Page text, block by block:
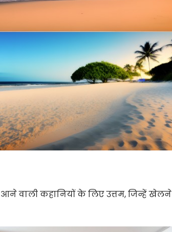
वाली कहानियों के लिए उत्तम, जिन्हें खेलने